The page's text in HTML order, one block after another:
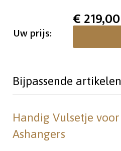
Uw prijs:
€219,00
Bijpassende artikelen
Handig Vulsetje
Ashangers